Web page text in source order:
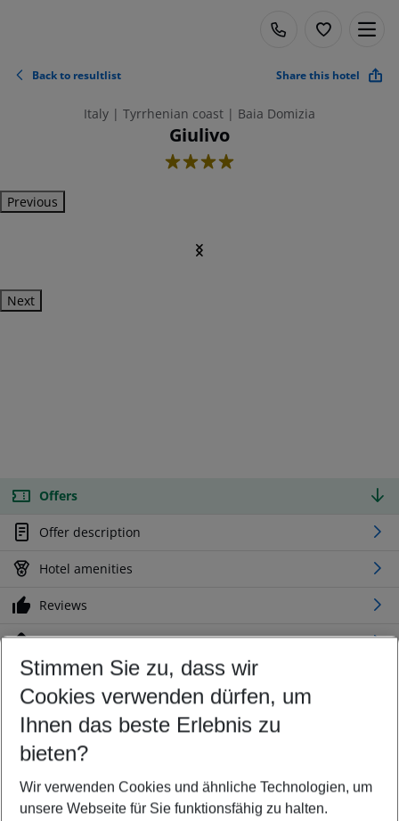
Back to resultlist Share this hotel
Italy | Tyrrhenian coast | Baia Domizia
Giulivo
4
Previous
Next
Offers
Offer description
Hotel amenities
Reviews
Location
Customize your offer
Find the perfect deal which suits your best
Your departure airport
Any airport
Select your date range
08/08/26–06/08/27 5-8 nights
Stimmen Sie zu, dass wir
Cookies verwenden dürfen, um
Ihnen das beste Erlebnis zu
bieten?
Wir verwenden Cookies und ähnliche Technologien, um
unsere Webseite für Sie funktionsfähig zu halten.